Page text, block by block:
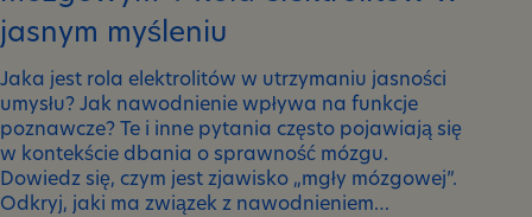
jasnym myśleniu
Jaka jest rola elektrolitów w utrzymaniu jasności
umysłu? Jak nawodnienie wpływa na funkcje
poznawcze? Te i inne pytania często pojawiają się
w kontekście dbania o sprawność mózgu.
Dowiedz się, czym jest zjawisko „mgły mózgowej”.
Odkryj, jaki ma związek z nawodnieniem…